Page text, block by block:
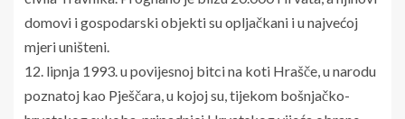
domovi i gospodarski objekti su opljačkani i u najvećoj
mjeri uništeni.
12. lipnja 1993. u povijesnoj bitci na koti Hrašče, u narodu
poznatoj kao Pješčara, u kojoj su, tijekom bošnjačko-